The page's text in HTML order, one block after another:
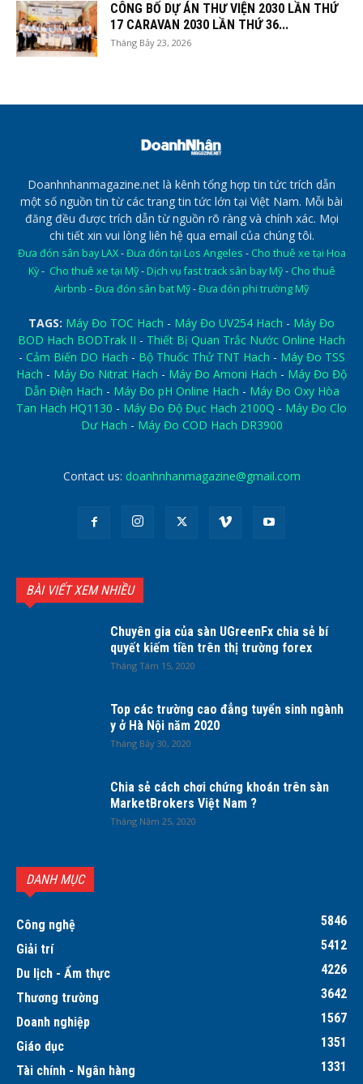
CÔNG BỐ DỰ ÁN THƯ VIỆN 2030 LẦN THỨ
17 CARAVAN 2030 LẦN THỨ 36...
Tháng Bảy 23, 2026
Doanhnhanmagazine.net là kênh tổng hợp tin tức trích dẫn
một số nguồn tin từ các trang tin tức lớn tại Việt Nam. Mỗi bài
đăng đều được trích dẫn từ nguồn rõ ràng và chính xác. Mọi
chi tiết xin vui lòng liên hệ qua email của chúng tôi.
Đưa đón sân bay LAX-Đưa đón tại Los Angeles - Cho thuê xe tại Hoa
Kỳ- Cho thuê xe tại Mỹ- Dịch vụ fast track sân bay Mỹ- Cho thuê
Airbnb -Đưa đón sân bat Mỹ-Đưa đón phi trường Mỹ
TAGS: Máy Đo TOC Hach - Máy Đo UV254 Hach - Máy Đo
BOD Hach BODTrak II - Thiết Bị Quan Trắc Nước Online Hach
- Cảm Biến DO Hach - Bộ Thuốc Thử TNT Hach - Máy Đo TSS
Hach - Máy Đo Nitrat Hach - Máy Đo Amoni Hach - Máy Đo Độ
Dẫn Điện Hach - Máy Đo pH Online Hach - Máy Đo Oxy Hòa
Tan Hach HQ1130 - Máy Đo Độ Đục Hach 2100Q - Máy Đo Clo
Dư Hach - Máy Đo COD Hach DR3900
Contact us: doanhnhanmagazine@gmail.com
BÀI VIẾT XEM NHIỀU
Chuyên gia của sàn UGreenFx chia sẻ bí
quyết kiếm tiền trên thị trường forex
Tháng Tám 15, 2020
Top các trường cao đẳng tuyển sinh ngành
y ở Hà Nội năm 2020
Tháng Bảy 30, 2020
Chia sẻ cách chơi chứng khoán trên sàn
MarketBrokers Việt Nam ?
Tháng Năm 25, 2020
DANH MỤC
Công nghệ
5846
Giải trí
5412
Du lịch - Ẩm thực
4226
Thương trường
3642
Doanh nghiệp
1567
Giáo dục
1351
Tài chính - Ngân hàng
1331